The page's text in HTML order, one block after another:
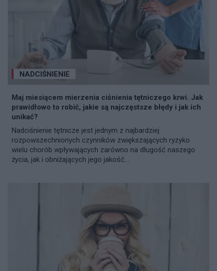
NADCIŚNIENIE
Maj miesiącem mierzenia ciśnienia tętniczego krwi. Jak
prawidłowo to robić, jakie są najczęstsze błędy i jak ich
unikać?
Nadciśnienie tętnicze jest jednym z najbardziej
rozpowszechnionych czynników zwiększających ryzyko
wielu chorób wpływających zarówno na długość naszego
życia, jak i obniżających jego jakość....